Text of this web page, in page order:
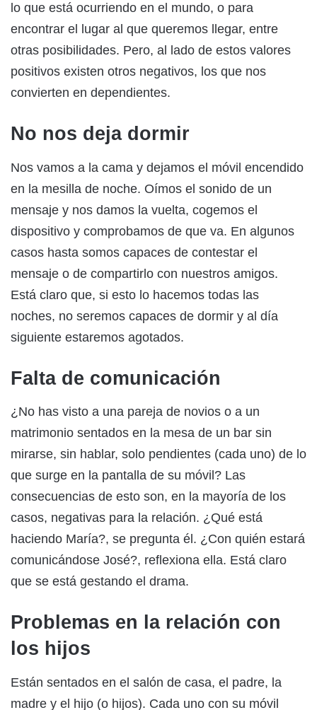
lo que está ocurriendo en el mundo, o para
encontrar el lugar al que queremos llegar, entre
otras posibilidades. Pero, al lado de estos valores
positivos existen otros negativos, los que nos
convierten en dependientes.
No nos deja dormir
Nos vamos a la cama y dejamos el móvil encendido
en la mesilla de noche. Oímos el sonido de un
mensaje y nos damos la vuelta, cogemos el
dispositivo y comprobamos de que va. En algunos
casos hasta somos capaces de contestar el
mensaje o de compartirlo con nuestros amigos.
Está claro que, si esto lo hacemos todas las
noches, no seremos capaces de dormir y al día
siguiente estaremos agotados.
Falta de comunicación
¿No has visto a una pareja de novios o a un
matrimonio sentados en la mesa de un bar sin
mirarse, sin hablar, solo pendientes (cada uno) de lo
que surge en la pantalla de su móvil? Las
consecuencias de esto son, en la mayoría de los
casos, negativas para la relación. ¿Qué está
haciendo María?, se pregunta él. ¿Con quién estará
comunicándose José?, reflexiona ella. Está claro
que se está gestando el drama.
Problemas en la relación con
los hijos
Están sentados en el salón de casa, el padre, la
madre y el hijo (o hijos). Cada uno con su móvil